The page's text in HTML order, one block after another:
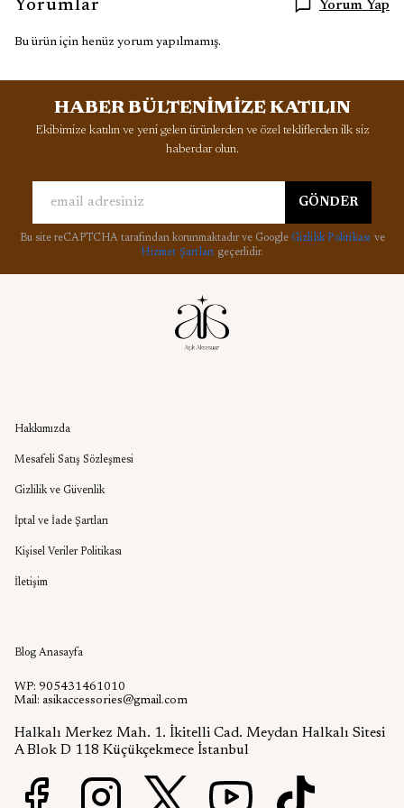
Yorumlar Yorum Yap
Bu ürün için henüz yorum yapılmamış.
HABER BÜLTENİMİZE KATILIN
Ekibimize katılın ve yeni gelen ürünlerden ve özel tekliflerden ilk siz
haberdar olun.
GÖNDER
Bu site reCAPTCHA tarafından korunmaktadır ve Google Gizlilik Politikası ve
Hizmet Şartları geçerlidir.
Hakkımızda
Mesafeli Satış Sözleşmesi
Gizlilik ve Güvenlik
İptal ve İade Şartları
Kişisel Veriler Politikası
İletişim
Blog Anasayfa
WP: 905431461010
Mail: asikaccessories@gmail.com
Halkalı Merkez Mah. 1. İkitelli Cad. Meydan Halkalı Sitesi
A Blok D 118 Küçükçekmece İstanbul